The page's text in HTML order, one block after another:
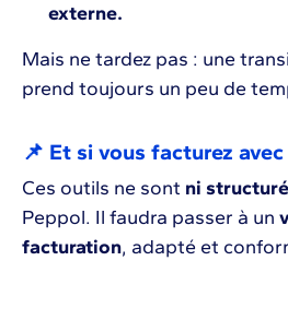
externe.
Mais ne tardez pas : une
prend toujours un peu de
📌 Et si vous facturez
Ces outils ne sont ni
Peppol. Il faudra passer à un
facturation, adapté et